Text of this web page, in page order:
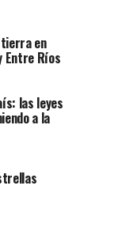
en
Entre Ríos
las leyes
a la